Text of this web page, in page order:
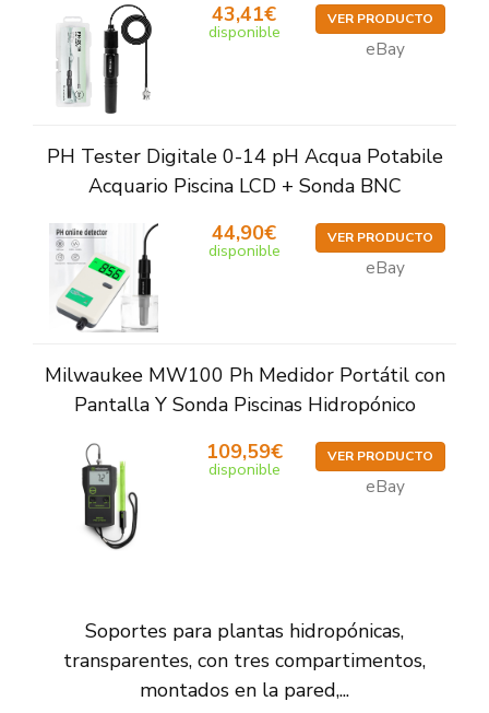
43,41€
disponible
VER PRODUCTO
eBay
PH Tester Digitale 0-14 pH Acqua Potabile
Acquario Piscina LCD + Sonda BNC
44,90€
disponible
VER PRODUCTO
eBay
Milwaukee MW100 Ph Medidor Portátil con
Pantalla Y Sonda Piscinas Hidropónico
109,59€
disponible
VER PRODUCTO
eBay
Soportes para plantas hidropónicas,
transparentes, con tres compartimentos,
montados en la pared,...